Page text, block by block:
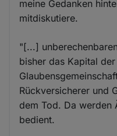
meine Gedanken
mitdiskutiere.
"[...]
bisher das Kapital
Rückversicherer und
dem Tod. Da werden
bedient.